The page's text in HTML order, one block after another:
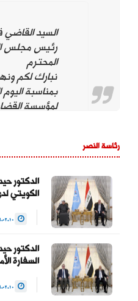
السيد القاضي
رئيس مجلس
المحترم
نبارك لكم
بمناسبة
لمؤسسة
المواطنين
الديمقراطية
للسلطة
(@HaiderAlAbadi)
رئاسة النصر
الدكتور
الكويتي
الدكتور
السفارة